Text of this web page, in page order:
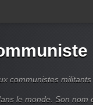
communistes
le monde. Son nom